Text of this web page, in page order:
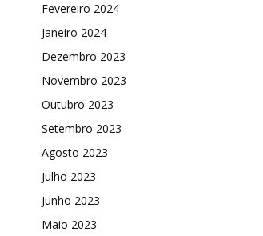
Fevereiro 2024
Janeiro 2024
Dezembro 2023
Novembro 2023
Outubro 2023
Setembro 2023
Agosto 2023
Julho 2023
Junho 2023
Maio 2023